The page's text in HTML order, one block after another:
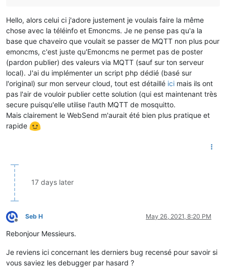
Hello, alors celui ci j'adore justement je voulais faire la même
chose avec la téléinfo et Emoncms. Je ne pense pas qu'a la
base que chaveiro que voulait se passer de MQTT non plus pour
emoncms, c'est juste qu'Emoncms ne permet pas de poster
(pardon publier) des valeurs via MQTT (sauf sur ton serveur
local). J'ai du implémenter un script php dédié (basé sur
l'original) sur mon serveur cloud, tout est détaillé ici mais ils ont
pas l'air de vouloir publier cette solution (qui est maintenant très
secure puisqu'elle utilise l'auth MQTT de mosquitto.
Mais clairement le WebSend m'aurait été bien plus pratique et
rapide
17 days later
Offline
Seb H May 26, 2021, 8:20 PM
Rebonjour Messieurs.
Je reviens ici concernant les derniers bug recensé pour savoir si
vous saviez les debugger par hasard ?